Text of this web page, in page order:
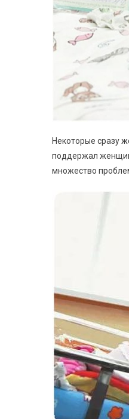
Некоторые сразу
поддержал
множество